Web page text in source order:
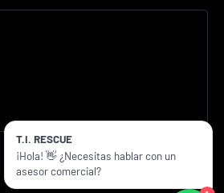
T.I. RESCUE
¡Hola! 👋 ¿Necesitas hablar con un
asesor comercial?